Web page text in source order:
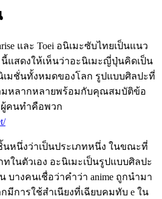
และ Toei อนิเมะซับไทยเป็นแนว
นี้แสดงให้เห็นว่าอะนิเมะญี่ปุ่นคิดเป็น
เมชั่นทั้งหมดของโลก รูปแบบศิลปะที่
หลากหลายพร้อมกับคุณสมบัติข้อ
คนทำคือพวก
นหนึ่งว่าเป็นประเภทหนึ่ง ในขณะที่
ในตัวเอง อะนิเมะเป็นรูปแบบศิลปะ
บางคนเชื่อว่าคำว่า anime ถูกนำมา
มีการใช้สำเนียงที่เฉียบคมทับ e ใน